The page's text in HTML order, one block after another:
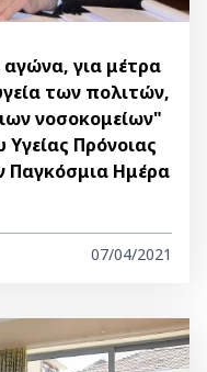
αγώνα, για μέτρα
των πολιτών,
νοσοκομείων"
Πρόνοιας
Παγκόσμια Ημέρα
07/04/2021